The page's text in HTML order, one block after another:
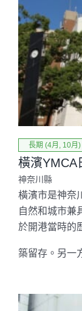
長期 (4月, 10月)
橫濱YMCA
神奈川縣
橫濱市是神奈
自然和城市兼
於開港當時的
築留存。另一